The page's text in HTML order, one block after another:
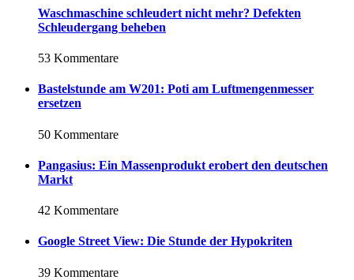
Waschmaschine schleudert nicht mehr? Defekten
Schleudergang beheben
53 Kommentare
Bastelstunde am W201: Poti am Luftmengenmesser
ersetzen
50 Kommentare
Pangasius: Ein Massenprodukt erobert den deutschen
Markt
42 Kommentare
Google Street View: Die Stunde der Hypokriten
39 Kommentare